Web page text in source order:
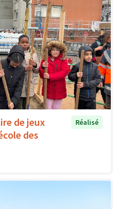
de jeux
des
Réalisé